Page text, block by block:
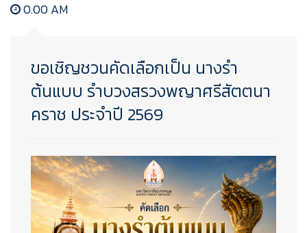
0.00 AM
ขอเชิญชวนคัดเลือกเป็น นางรำ
ต้นแบบ รำบวงสรวงพญาศรีสัตตนา
คราช ประจำปี 2569